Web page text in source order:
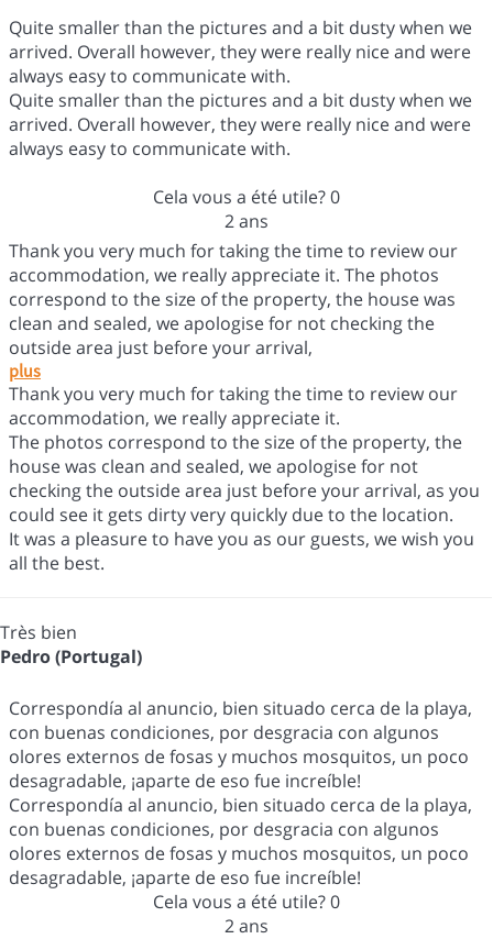
Quite smaller than the pictures and a bit dusty when we
arrived. Overall however, they were really nice and were
always easy to communicate with.
Quite smaller than the pictures and a bit dusty when we
arrived. Overall however, they were really nice and were
always easy to communicate with.
Cela vous a été utile?0
2 ans
Thank you very much for taking the time to review our
accommodation, we really appreciate it. The photos
correspond to the size of the property, the house was
clean and sealed, we apologise for not checking the
outside area just before your arrival,
plus
Thank you very much for taking the time to review our
accommodation, we really appreciate it.
The photos correspond to the size of the property, the
house was clean and sealed, we apologise for not
checking the outside area just before your arrival, as you
could see it gets dirty very quickly due to the location.
It was a pleasure to have you as our guests, we wish you
all the best.
Très bien
Pedro (Portugal)
Correspondía al anuncio, bien situado cerca de la playa,
con buenas condiciones, por desgracia con algunos
olores externos de fosas y muchos mosquitos, un poco
desagradable, ¡aparte de eso fue increíble!
Correspondía al anuncio, bien situado cerca de la playa,
con buenas condiciones, por desgracia con algunos
olores externos de fosas y muchos mosquitos, un poco
desagradable, ¡aparte de eso fue increíble!
Cela vous a été utile?0
2 ans